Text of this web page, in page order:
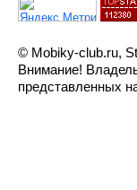
© Mobiky-club.ru,
Внимание!
представленных